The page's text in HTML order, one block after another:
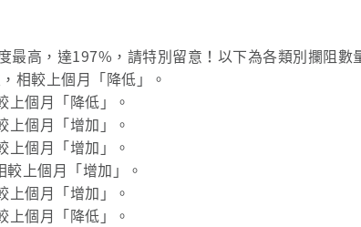
高，達197%，請特別留意！以下為各類別攔阻數
相較上個月「降低」。
個月「降低」。
個月「增加」。
個月「增加」。
上個月「增加」。
個月「增加」。
個月「降低」。